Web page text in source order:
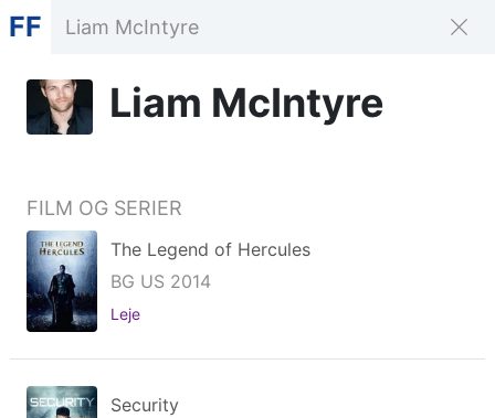
FF
Liam McIntyre
FILM OG SERIER
The Legend of Hercules
BG US 2014
Leje
Security